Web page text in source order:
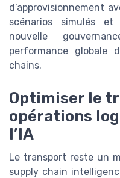
d’approvisionnement
scénarios simulés
nouvelle
performance globale
chains.
Optimiser le
opérations
l’IA
Le transport reste un
supply chain